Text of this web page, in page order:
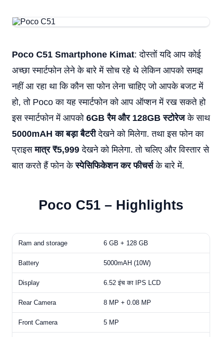
Poco C51 Smartphone Kimat: दोस्तों यदि आप कोई
अच्छा स्मार्टफोन लेने के बारे में सोच रहे थे लेकिन आपको समझ
नहीं आ रहा था कि कौन सा फोन लेना चाहिए जो आपके बजट में
हो, तो Poco का यह स्मार्टफोन को आप ऑप्शन में रख सकते हो
इस स्मार्टफोन में आपको 6GB रैम और 128GB स्टोरेजके साथ
5000mAH का बड़ा बैटरीदेखने को मिलेगा. तथा इस फोन का
प्राइसमात्र ₹5,999 देखने को मिलेगा. तो चलिए और विस्तार से
बात करते हैं फोन केस्पेसिफिकेशन कर फीचर्सके बारे में.
Poco C51 – Highlights
Ram and storage 6 GB + 128 GB
Battery 5000mAH (10W)
Display 6.52 इंच का IPS LCD
Rear Camera 8 MP + 0.08 MP
Front Camera 5 MP